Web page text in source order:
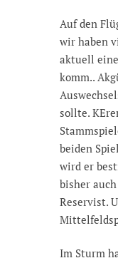
Auf den
wir haben
aktuell eine
komm..
sollte.
beiden
wird er
bisher
Reservist.
Im Sturm